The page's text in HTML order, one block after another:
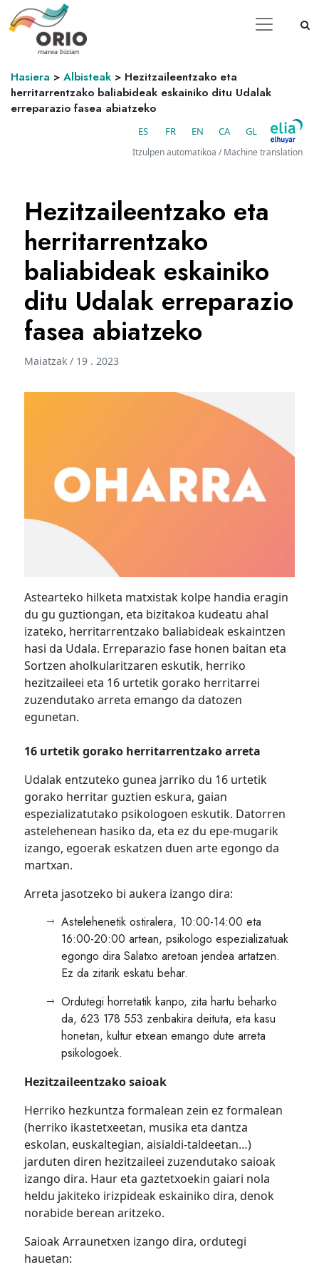
Hasiera > Albisteak > Hezitzaileentzako eta
herritarrentzako baliabideak eskainiko ditu Udalak
erreparazio fasea abiatzeko
ES FR EN CA GL
Itzulpen automatikoa / Machine translation
Hezitzaileentzako eta
herritarrentzako
baliabideak eskainiko
ditu Udalak erreparazio
fasea abiatzeko
Maiatzak / 19 . 2023
Astearteko hilketa matxistak kolpe handia eragin
du gu guztiongan, eta bizitakoa kudeatu ahal
izateko, herritarrentzako baliabideak eskaintzen
hasi da Udala. Erreparazio fase honen baitan eta
Sortzen aholkularitzaren eskutik, herriko
hezitzaileei eta 16 urtetik gorako herritarrei
zuzendutako arreta emango da datozen
egunetan.
16 urtetik gorako herritarrentzako arreta
Udalak entzuteko gunea jarriko du 16 urtetik
gorako herritar guztien eskura, gaian
espezializatutako psikologoen eskutik. Datorren
astelehenean hasiko da, eta ez du epe-mugarik
izango, egoerak eskatzen duen arte egongo da
martxan.
Arreta jasotzeko bi aukera izango dira:
Astelehenetik ostiralera, 10:00-14:00 eta
16:00-20:00 artean, psikologo espezializatuak
egongo dira Salatxo aretoan jendea artatzen.
Ez da zitarik eskatu behar.
Ordutegi horretatik kanpo, zita hartu beharko
da, 623 178 553 zenbakira deituta, eta kasu
honetan, kultur etxean emango dute arreta
psikologoek.
Hezitzaileentzako saioak
Herriko hezkuntza formalean zein ez formalean
(herriko ikastetxeetan, musika eta dantza
eskolan, euskaltegian, aisialdi-taldeetan…)
jarduten diren hezitzaileei zuzendutako saioak
izango dira. Haur eta gaztetxoekin gaiari nola
heldu jakiteko irizpideak eskainiko dira, denok
norabide berean aritzeko.
Saioak Arraunetxen izango dira, ordutegi
hauetan: